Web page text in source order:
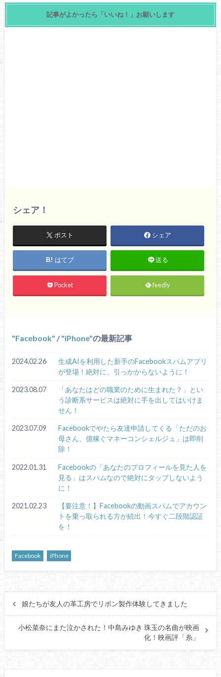
記事がよかったら「いいね！」お願いします
シェア！
ポスト シェア
はてブ 送る
Pocket feedly
Facebook / iPhone の最新記事
2024.02.26
生成AIを利用した新手のFacebookスパムアプリ
が登場！絶対に、引っかからないように！
2023.08.07
「あなたはどの職業のために生まれた？」とい
う診断系サービスは絶対に手を出してはいけま
せん！
2023.07.09
Facebookでやたら友達申請してくる「ただのお
母さん、億稼ぐマネーコンシェルジュ」は即削
除！
2022.01.31
Facebookの「あなたのプロフィールを見た人を
見る」はスパムなので絶対にタップしないよう
に！
2021.02.23
【要注意！】Facebookの動画スパムでアカウン
トを乗っ取られる方が続出！今すぐ二段階認証
を！
Facebook iPhone
娘たちが友人の革工房でリボン製作体験してきました
小松菜奈にまた泣かされた！中島みゆき 珠玉の名曲が映画
化！映画評「糸」